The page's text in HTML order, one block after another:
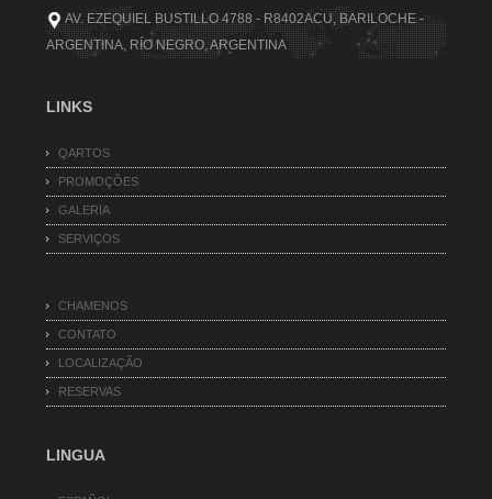
AV. EZEQUIEL BUSTILLO 4788 - R8402ACU, BARILOCHE -
ARGENTINA, RÍO NEGRO, ARGENTINA
LINKS
QARTOS
PROMOÇÕES
GALERIA
SERVIÇOS
CHAMENOS
CONTATO
LOCALIZAÇÃO
RESERVAS
LINGUA